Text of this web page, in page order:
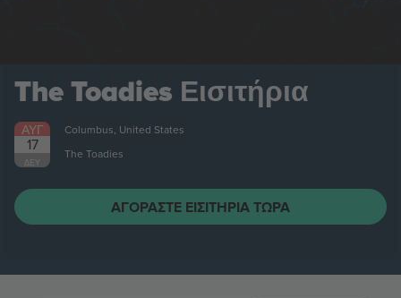
The Toadies Εισιτήρια
ΑΥΓ
17
ΔΕΥ
Columbus, United States
The Toadies
ΑΓΟΡΆΣΤΕ ΕΙΣΙΤΉΡΙΑ ΤΏΡΑ